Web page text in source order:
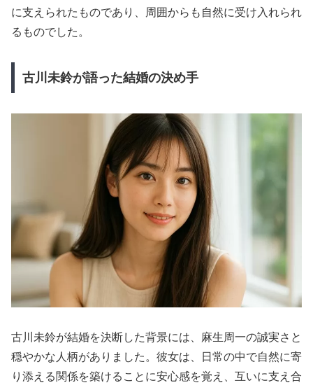
に支えられたものであり、周囲からも自然に受け入れられ
るものでした。
古川未鈴が語った結婚の決め手
古川未鈴が結婚を決断した背景には、麻生周一の誠実さと
穏やかな人柄がありました。彼女は、日常の中で自然に寄
り添える関係を築けることに安心感を覚え、互いに支え合